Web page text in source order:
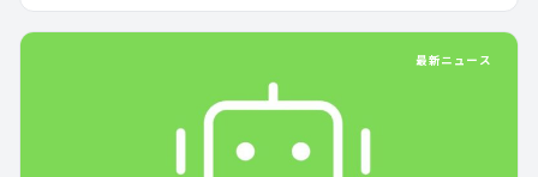
最新ニュース